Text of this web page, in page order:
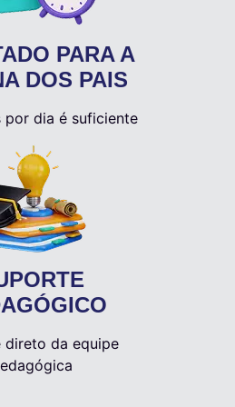
PARA A
DOS PAIS
por dia é suficiente
direto da equipe